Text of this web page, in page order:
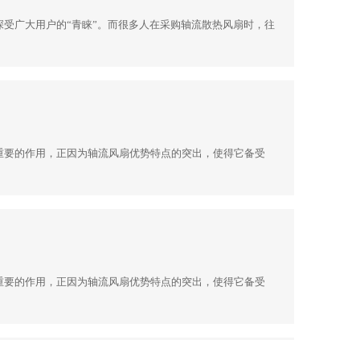
广大用户的“青睐”。而很多人在采购轴流散热风扇时，往
的作用，正因为轴流风扇优势特点的突出，使得它备受
的作用，正因为轴流风扇优势特点的突出，使得它备受